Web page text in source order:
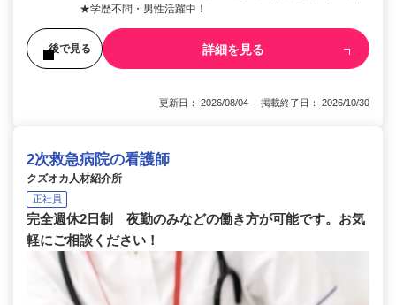
★学歴不問・男性活躍中！
後で見る 詳細を見る
更新日： 2026/08/04 掲載終了日： 2026/10/30
2次救急病院の看護師
クズオカ人材紹介所
正社員
完全週休2日制 夜勤のみなどの働き方が可能です。お気
軽にご相談ください！